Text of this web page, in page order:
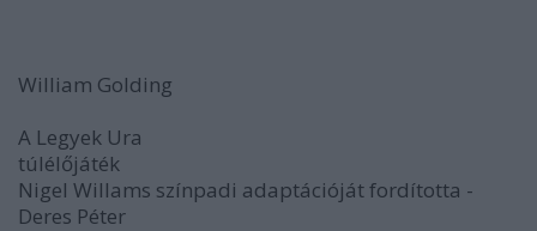
William Golding
A Legyek Ura
túlélőjáték
Nigel Willams színpadi adaptációját fordította -
Deres Péter